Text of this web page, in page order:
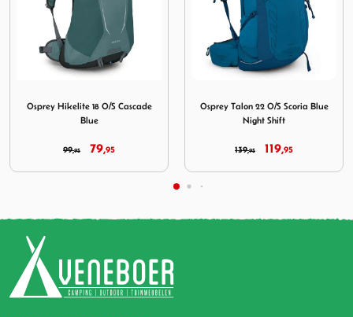
18 O/S Cascade
Osprey Talon 22 O/S Scoria Blue
Osprey